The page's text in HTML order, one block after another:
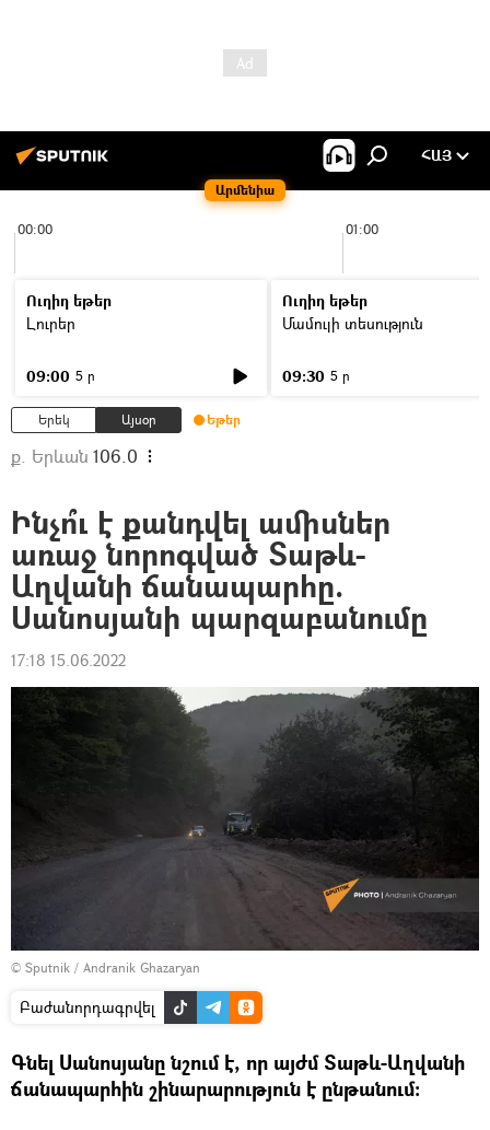
Արմենիա
ՀԱՅ
00:00 01:00
Ուղիղ եթեր
Լուրեր
09:00 5 ր
Ուղիղ եթեր
Մամուլի տեսություն
09:30 5 ր
Երեկ Այսօր Եթեր
ք. Երևան 106.0
Ինչո՞ւ է քանդվել ամիսներ
առաջ նորոգված Տաթև-
Աղվանի ճանապարհը.
Սանոսյանի պարզաբանումը
17:18 15.06.2022
© Sputnik / Andranik Ghazaryan
Բաժանորդագրվել
Գնել Սանոսյանը նշում է, որ այժմ Տաթև-Աղվանի
ճանապարհին շինարարություն է ընթանում։